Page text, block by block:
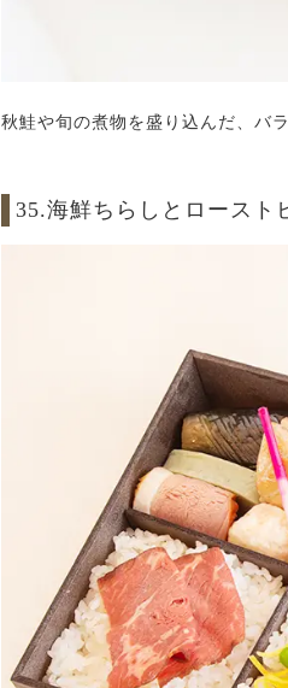
秋鮭や旬の煮物を盛り込んだ、バ
35.海鮮ちらしとロースト